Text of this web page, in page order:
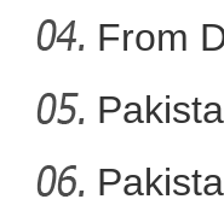
From